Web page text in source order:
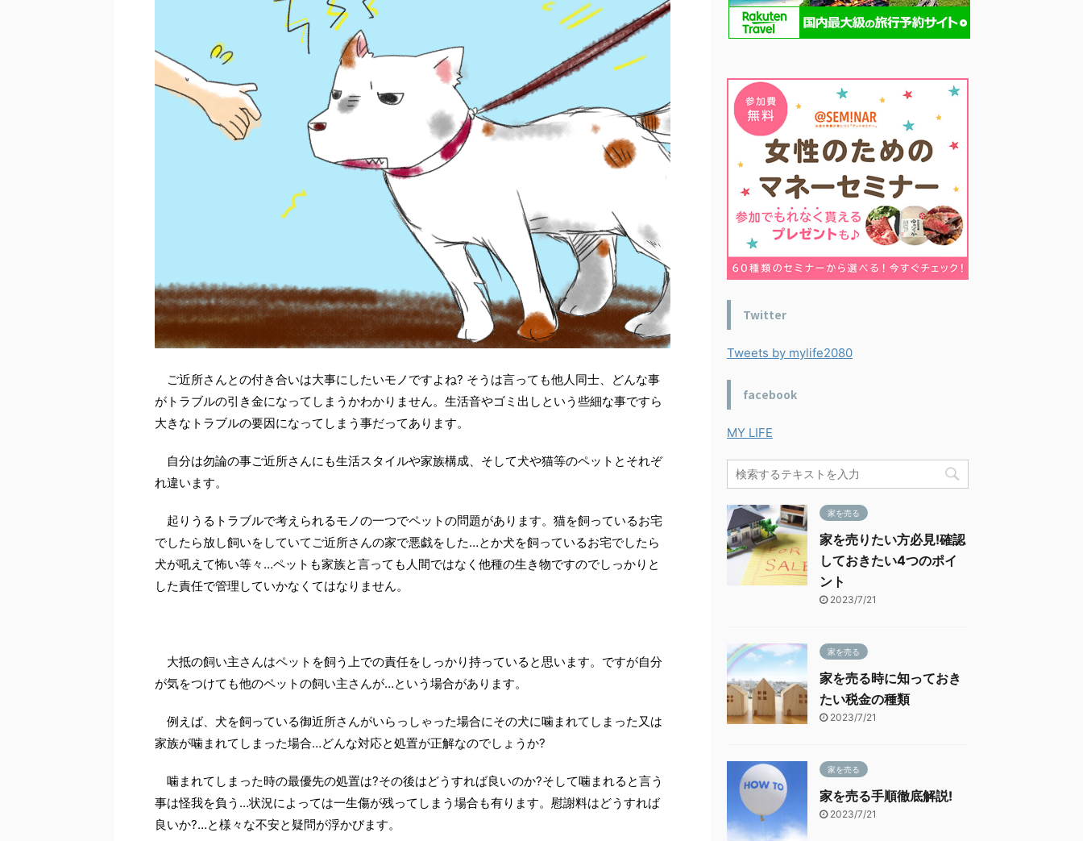
ご近所さんとの付き合いは大事にしたいモノですよね? そうは言っても他人同士、どんな事
がトラブルの引き金になってしまうかわかりません。生活音やゴミ出しという些細な事ですら
大きなトラブルの要因になってしまう事だってあります。
自分は勿論の事ご近所さんにも生活スタイルや家族構成、そして犬や猫等のペットとそれぞ
れ違います。
起りうるトラブルで考えられるモノの一つでペットの問題があります。猫を飼っているお宅
でしたら放し飼いをしていてご近所さんの家で悪戯をした…とか犬を飼っているお宅でしたら
犬が吼えて怖い等々…ペットも家族と言っても人間ではなく他種の生き物ですのでしっかりと
した責任で管理していかなくてはなりません。
大抵の飼い主さんはペットを飼う上での責任をしっかり持っていると思います。ですが自分
が気をつけても他のペットの飼い主さんが…という場合があります。
例えば、犬を飼っている御近所さんがいらっしゃった場合にその犬に噛まれてしまった又は
家族が噛まれてしまった場合…どんな対応と処置が正解なのでしょうか?
噛まれてしまった時の最優先の処置は?その後はどうすれば良いのか?そして噛まれると言う
事は怪我を負う…状況によっては一生傷が残ってしまう場合も有ります。慰謝料はどうすれば
良いか?…と様々な不安と疑問が浮かびます。
Twitter
Tweets by mylife2080
facebook
MY LIFE
家を売る
家を売りたい方必見!確認
しておきたい4つのポイ
ント
2023/7/21
家を売る
家を売る時に知っておき
たい税金の種類
2023/7/21
家を売る
家を売る手順徹底解説!
2023/7/21